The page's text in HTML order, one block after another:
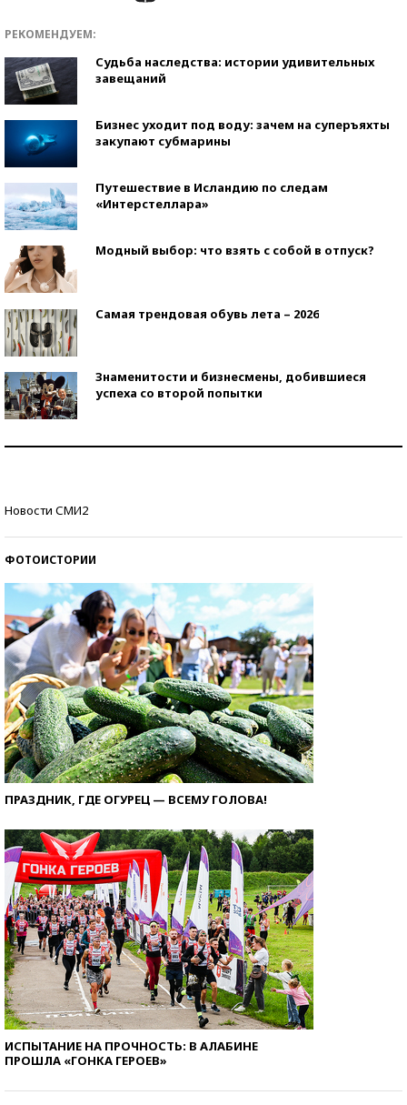
РЕКОМЕНДУЕМ:
Судьба наследства: истории удивительных
завещаний
Бизнес уходит под воду: зачем на суперъяхты
закупают субмарины
Путешествие в Исландию по следам
«Интерстеллара»
Модный выбор: что взять с собой в отпуск?
Самая трендовая обувь лета – 2026
Знаменитости и бизнесмены, добившиеся
успеха со второй попытки
Новости СМИ2
ФОТОИСТОРИИ
ПРАЗДНИК, ГДЕ ОГУРЕЦ — ВСЕМУ ГОЛОВА!
ИСПЫТАНИЕ НА ПРОЧНОСТЬ: В АЛАБИНЕ
ПРОШЛА «ГОНКА ГЕРОЕВ»